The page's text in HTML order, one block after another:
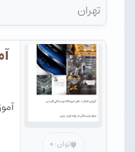
تهران
توان: ۰